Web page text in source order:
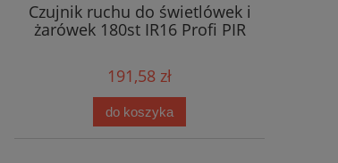
Czujnik ruchu do świetlówek i
żarówek 180st IR16 Profi PIR
191,58 zł
do koszyka